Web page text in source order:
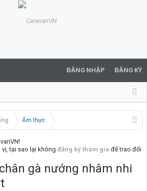
ĐĂNG NHẬP ĐĂNG KÝ
Ẩm thực
vị, tại sao lại không đăng ký tham gia để trao đổi
gà nướng nhâm nhi